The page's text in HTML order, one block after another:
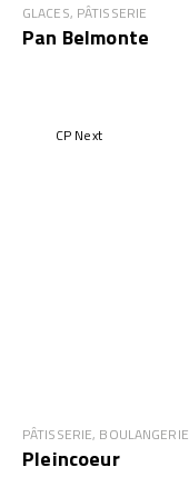
GLACES, PÂTISSERIE
Pan Belmonte
CP Next
PÂTISSERIE, BOULANGERIE
Pleincoeur